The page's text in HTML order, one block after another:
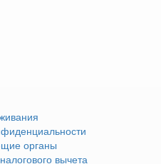
органы
вычета
ванн
ингредиентами
важной
программы и
у посетителей
множество вариаций и
организм. Рассмотрим,